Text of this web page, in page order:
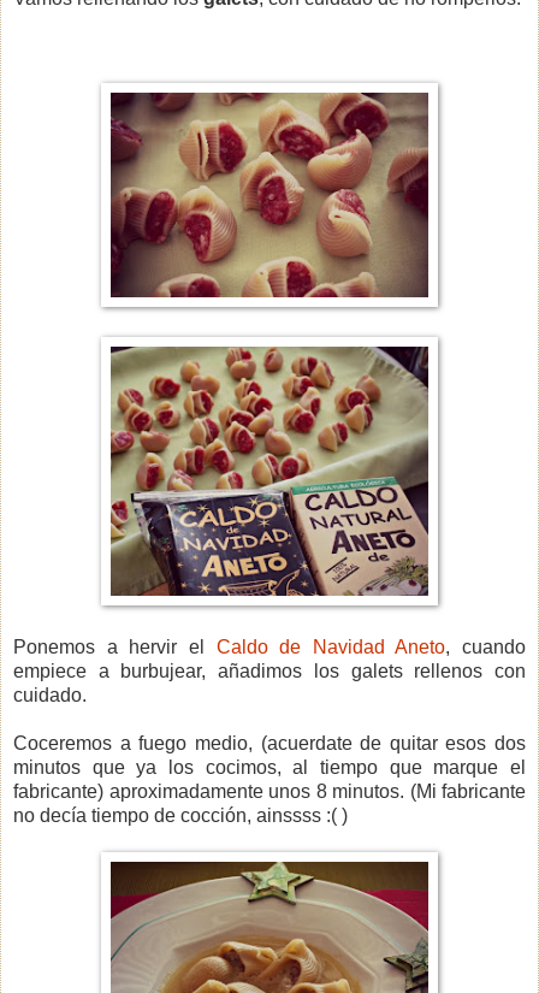
Ponemos a hervir el Caldo de Navidad Aneto, cuando
empiece a burbujear, añadimos los galets rellenos con
cuidado.
Coceremos a fuego medio, (acuerdate de quitar esos dos
minutos que ya los cocimos, al tiempo que marque el
fabricante) aproximadamente unos 8 minutos. (Mi fabricante
no decía tiempo de cocción, ainssss :( )